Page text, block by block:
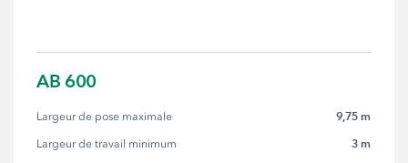
AB 600
Largeur de pose maximale 9,75 m
Largeur de travail minimum 3 m